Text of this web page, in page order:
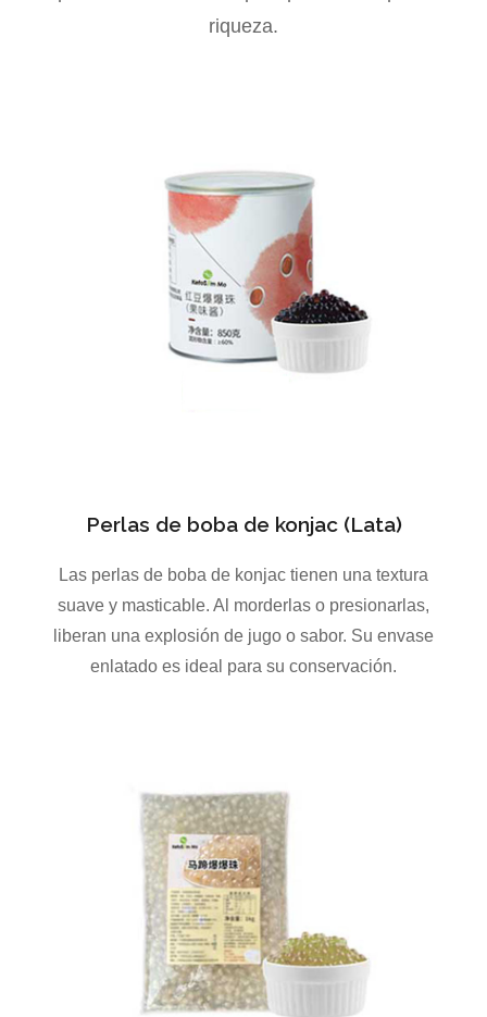
riqueza.
Perlas de boba de konjac (Lata)
Las perlas de boba de konjac tienen una textura
suave y masticable. Al morderlas o presionarlas,
liberan una explosión de jugo o sabor. Su envase
enlatado es ideal para su conservación.